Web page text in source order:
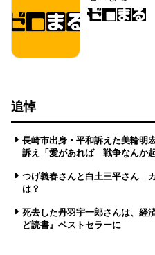
追悼
長崎市出身・平和訴えた美輪
訴え「愛があれば 戦争なんか起
つげ義春さんと白土三平さん
は？
死去した丹羽宇一郎さんは、
ど読書』ベストセラーに